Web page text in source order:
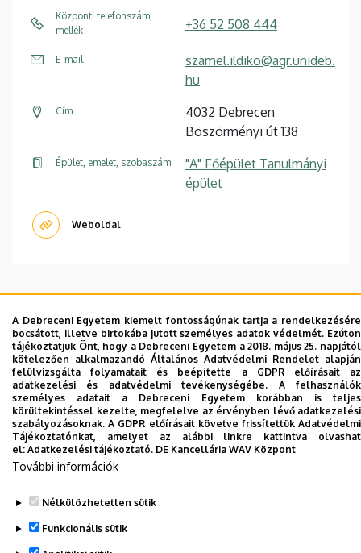
Központi telefonszám,
mellék
+36 52 508 444
E-mail
szamel.ildiko@agr.unideb.
hu
Cím
4032 Debrecen
Böszörményi út 138
Épület, emelet, szobaszám
"A" Főépület Tanulmányi
épület
Weboldal
Dolgozói adatmódosítás igénylése a DE
telefonkönyvében|Külső személyek rögzítése a
DE telefonkönyvében|Súgó|Hibabejelentés
A Debreceni Egyetem kiemelt fontosságúnak tartja a rendelkezésére
bocsátott, illetve birtokába jutott személyes adatok védelmét. Ezúton
tájékoztatjuk Önt, hogy a Debreceni Egyetem a 2018. május 25. napjától
kötelezően alkalmazandó Általános Adatvédelmi Rendelet alapján
felülvizsgálta folyamatait és beépítette a GDPR előírásait az
adatkezelési és adatvédelmi tevékenységébe. A felhasználók
személyes adatait a Debreceni Egyetem korábban is teljes
körültekintéssel kezelte, megfelelve az érvényben lévő adatkezelési
szabályozásoknak. A GDPR előírásait követve frissítettük Adatvédelmi
Tájékoztatónkat, amelyet az alábbi linkre kattintva olvashat
el: Adatkezelési tájékoztató. DE Kancellária WAV Központ
További információk
Nélkülözhetetlen sütik
Funkcionális sütik